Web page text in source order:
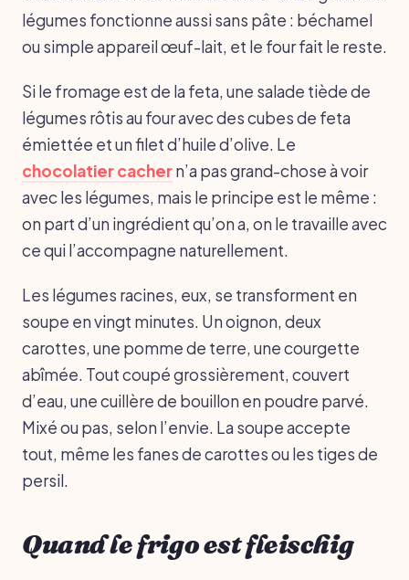
légumes fonctionne aussi sans pâte : béchamel
ou simple appareil œuf-lait, et le four fait le reste.
Si le fromage est de la feta, une salade tiède de
légumes rôtis au four avec des cubes de feta
émiettée et un filet d’huile d’olive. Le
chocolatier cachern’a pas grand-chose à voir
avec les légumes, mais le principe est le même :
on part d’un ingrédient qu’on a, on le travaille avec
ce qui l’accompagne naturellement.
Les légumes racines, eux, se transforment en
soupe en vingt minutes. Un oignon, deux
carottes, une pomme de terre, une courgette
abîmée. Tout coupé grossièrement, couvert
d’eau, une cuillère de bouillon en poudre parvé.
Mixé ou pas, selon l’envie. La soupe accepte
tout, même les fanes de carottes ou les tiges de
persil.
Quand le frigo est fleischig